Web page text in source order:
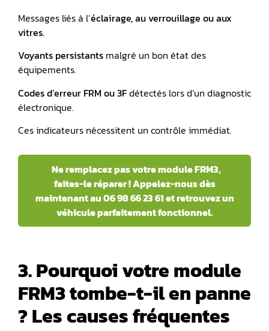
Messages liés à l’éclairage, au verrouillage ou aux
vitres.
Voyants persistants malgré un bon état des
équipements.
Codes d’erreur FRM ou 3Fdétectés lors d’un diagnostic
électronique.
Ces indicateurs nécessitent un contrôle immédiat.
Ne remplacez pas votre module FRM3,
faites-le réparer ! Appelez-nous dès
maintenant au 06 98 66 23 61 et retrouvez un
véhicule parfaitement fonctionnel.
3. Pourquoi votre module
FRM3 tombe-t-il en panne
? Les causes fréquentes